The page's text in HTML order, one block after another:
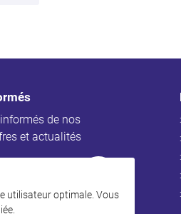
de nos
et actualités
utilisateur optimale. Vous
.